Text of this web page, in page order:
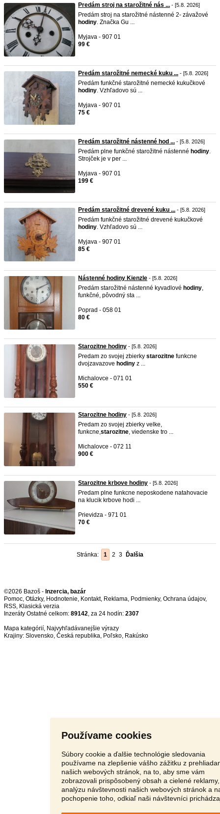
Používame cookies
Súbory cookie a ďalšie technológie sledovania
používame na zlepšenie vášho zážitku z
našich webových stránok, na to, aby sme vám
zobrazovali prispôsobený obsah a cielené
analýzu návštevnosti našich webových stránok a
pochopenie toho, odkiaľ naši návštevníci
Predám stroj na starožitné nás ... - [5.8. 2026]
Predám stroj na starožitné nástenné 2- závažové
hodiny. Značka Gu ...
Myjava - 907 01
99 €
Predám starožitné nemecké kuku ... - [5.8. 2026]
Predám funkčné starožitné nemecké kukučkové
hodiny. Vzhľadovo sú ...
Myjava - 907 01
75 €
Predám starožitné nástenné hod ... - [5.8. 2026]
Predám plne funkčné starožitné nástenné hodiny.
Strojček je v per ...
Myjava - 907 01
199 €
Predám starožitné drevené kuku ... - [5.8. 2026]
Predám funkčné starožitné drevené kukučkové
hodiny. Vzhľadovo sú ...
Myjava - 907 01
85 €
Nástenné hodiny Kienzle - [5.8. 2026]
Predám starožitné nástenné kyvadlové hodiny,
funkčné, pôvodný sta ...
Poprad - 058 01
80 €
Starozitne hodiny - [5.8. 2026]
Predam zo svojej zbierky starozitne funkcne
dvojzavazove hodiny z ...
Michalovce - 071 01
550 €
Starozitne hodiny - [5.8. 2026]
Predam zo svojej zbierky velke,
funkcne,starozitne, viedenske tro ...
Michalovce - 072 11
900 €
Starozitne krbove hodiny - [5.8. 2026]
Predam plne funkcne neposkodene natahovacie
na klucik krbove hodi ...
Prievidza - 971 01
70 €
Stránka: 1 2 3 Ďalšia
©2026 Bazoš - Inzercia, bazár
Pomoc, Otázky, Hodnotenie, Kontakt, Reklama, Podmienky, Ochrana údajov,
RSS,
Inzeráty Ostatné celkom: 89142, za 24 hodín: 2307
Mapa kategórií, Najvyhľadávanejšie výrazy
Krajiny: Slovensko, Česká republika, Poľsko, Rakúsko